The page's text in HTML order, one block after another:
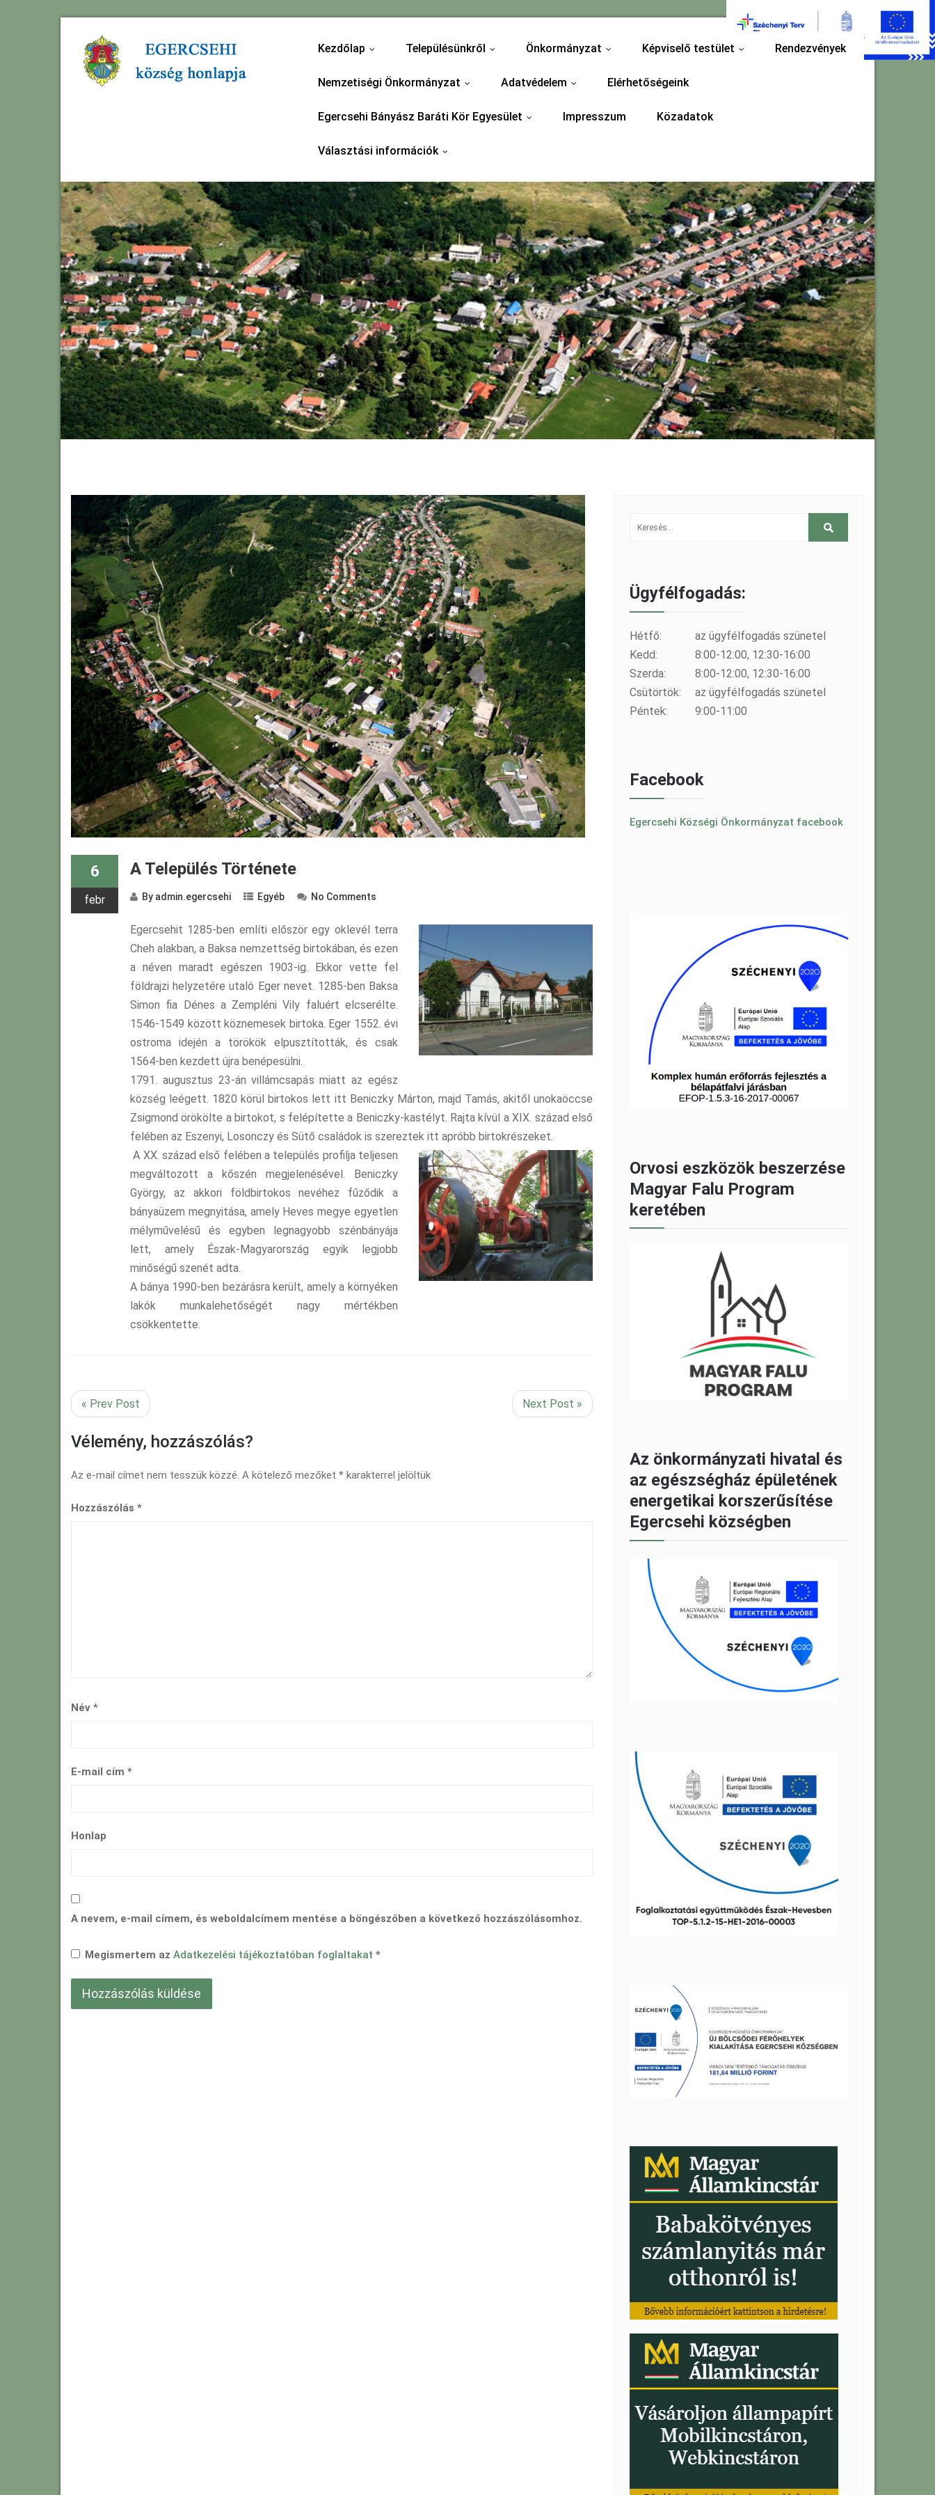
Kezdőlap Településünkről Önkormányzat Képviselő testület Rendezvények
Nemzetiségi Önkormányzat Adatvédelem Elérhetőségeink
Egercsehi Bányász Baráti Kör Egyesület Impresszum Közadatok
Választási információk
6
febr
A Település Története
By admin.egercsehi Egyéb No Comments
Egercsehit 1285-ben említi először egy oklevél terra
Cheh alakban, a Baksa nemzettség birtokában, és ezen
a néven maradt egészen 1903-ig. Ekkor vette fel
földrajzi helyzetére utaló Eger nevet. 1285-ben Baksa
Simon fia Dénes a Zempléni Vily faluért elcserélte.
1546-1549 között köznemesek birtoka. Eger 1552. évi
ostroma idején a törökök elpusztították, és csak
1564-ben kezdett újra benépesülni.
1791. augusztus 23-án villámcsapás miatt az egész
község leégett. 1820 körül birtokos lett itt Beniczky Márton, majd Tamás, akitől unokaöccse
Zsigmond örökölte a birtokot, s felépítette a Beniczky-kastélyt. Rajta kívül a XIX. század első
felében az Eszenyi, Losonczy és Sütő családok is szereztek itt apróbb birtokrészeket.
A XX. század első felében a település profilja teljesen
megváltozott a kőszén megjelenésével. Beniczky
György, az akkori földbirtokos nevéhez fűződik a
bányaüzem megnyitása, amely Heves megye egyetlen
mélyművelésű és egyben legnagyobb szénbányája
lett, amely Észak-Magyarország egyik legjobb
minőségű szenét adta.
A bánya 1990-ben bezárásra került, amely a környéken
lakók munkalehetőségét nagy mértékben
csökkentette.
« Prev Post Next Post »
Vélemény, hozzászólás?
Az e-mail címet nem tesszük közzé. A kötelező mezőket * karakterrel jelöltük
Hozzászólás *
Név *
E-mail cím *
Honlap
A nevem, e-mail címem, és weboldalcímem mentése a böngészőben a következő hozzászólásomhoz.
Megismertem az Adatkezelési tájékoztatóban foglaltakat *
Ügyfélfogadás:
Hétfő:
az ügyfélfogadás szünetel
Kedd:
8:00-12:00, 12:30-16:00
Szerda:
8:00-12:00, 12:30-16:00
Csütörtök:
az ügyfélfogadás szünetel
Péntek:
9:00-11:00
Facebook
Egercsehi Községi Önkormányzat facebook
Orvosi eszközök beszerzése
Magyar Falu Program
keretében
Az önkormányzati hivatal és
az egészségház épületének
energetikai korszerűsítése
Egercsehi községben